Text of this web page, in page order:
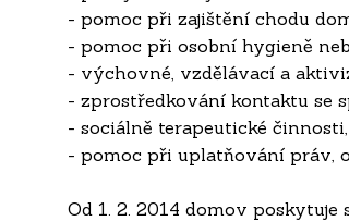
- pomoc při zajištění chodu
- pomoc při osobní hygieně
- výchovné, vzdělávací a
- zprostředkování kontaktu se
- sociálně terapeutické činnosti,
- pomoc při uplatňování práv,
Od 1. 2. 2014 domov